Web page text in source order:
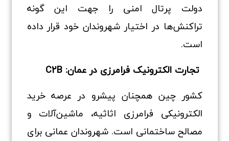
دولت پرتال امنی را جهت این‌ گونه
تراکنش‌ها در اختیار شهروندان خود قرار داده
است.
تجارت الکترونیک فرامرزی در عمان: C2B
کشور چین همچنان پیشرو در عرصه خرید
الکترونیکی فرامرزی اثاثیه، ماشین‌آلات و
مصالح ساختمانی است. شهروندان عمانی برای